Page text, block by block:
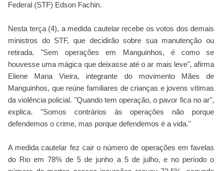
Federal (STF) Edson Fachin.
Nesta terça (4), a medida cautelar recebe os votos dos demais
ministros do STF, que decidirão sobre sua manutenção ou
retirada. "Sem operações em Manguinhos, é como se
houvesse uma mágica que deixasse até o ar mais leve", afirma
Eliene Maria Vieira, integrante do movimento Mães de
Manguinhos, que reúne familiares de crianças e jovens vítimas
da violência policial. "Quando tem operação, o pavor fica no ar",
explica. "Somos contrários às operações não porque
defendemos o crime, mas porque defendemos é a vida."
A medida cautelar fez cair o número de operações em favelas
do Rio em 78% de 5 de junho a 5 de julho, e no período o